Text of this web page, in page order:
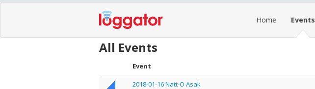
Home Events
All Events
Event
2018-01-16 Natt-O Asak